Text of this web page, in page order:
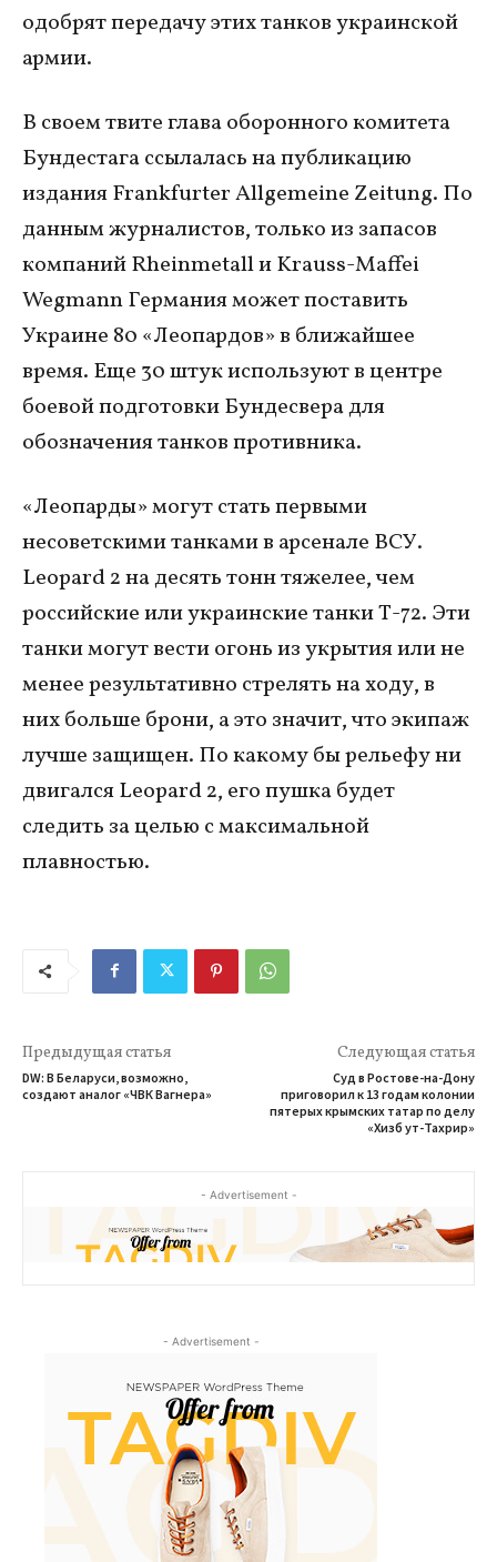
одобрят передачу этих танков украинской
армии.
В своем твите глава оборонного комитета
Бундестага ссылалась на публикацию
издания Frankfurter Allgemeine Zeitung. По
данным журналистов, только из запасов
компаний Rheinmetall и Krauss-Maffei
Wegmann Германия может поставить
Украине 80 «Леопардов» в ближайшее
время. Еще 30 штук используют в центре
боевой подготовки Бундесвера для
обозначения танков противника.
«Леопарды» могут стать первыми
несоветскими танками в арсенале ВСУ.
Leopard 2 на десять тонн тяжелее, чем
российские или украинские танки Т-72. Эти
танки могут вести огонь из укрытия или не
менее результативно стрелять на ходу, в
них больше брони, а это значит, что экипаж
лучше защищен. По какому бы рельефу ни
двигался Leopard 2, его пушка будет
следить за целью с максимальной
плавностью.
Предыдущая статья
DW: В Беларуси, возможно,
создают аналог «ЧВК Вагнера»
Следующая статья
Cуд в Ростове-на-Дону
приговорил к 13 годам колонии
пятерых крымских татар по делу
«Хизб ут-Тахрир»
- Advertisement -
- Advertisement -